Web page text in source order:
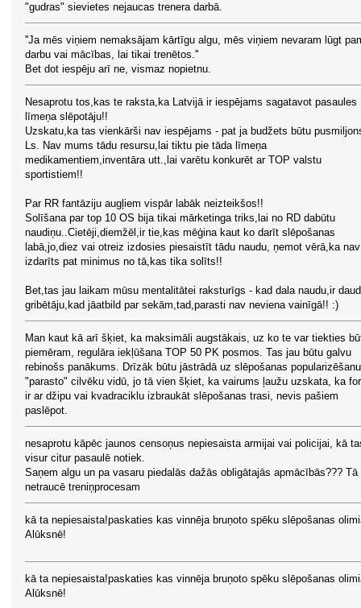
"gudras" sievietes nejaucas trenera darbā.
''Ja mēs viņiem nemaksājam kārtīgu algu, mēs viņiem nevaram lūgt
darbu vai mācības, lai tikai trenētos.''
Bet dot iespēju arī ne, vismaz nopietnu.
Nesaprotu tos,kas te raksta,ka Latvijā ir iespējams sagatavot pasaules
līmeņa slēpotāju!!
Uzskatu,ka tas vienkārši nav iespējams - pat ja budžets būtu
Ls. Nav mums tādu resursu,lai tiktu pie tāda līmeņa
medikamentiem,inventāra utt.,lai varētu konkurēt ar TOP valstu
sportistiem!!
Par RR fantāziju augļiem vispār labāk neizteikšos!!
Solīšana par top 10 OS bija tikai mārketinga triks,lai no RD dabūtu
naudiņu..Cietēji,diemžēl,ir tie,kas mēģina kaut ko darīt slēpošanas
labā,jo,diez vai otreiz izdosies piesaistīt tādu naudu, ņemot vērā,ka nav
izdarīts pat minimus no tā,kas tika solīts!!
Bet,tas jau laikam mūsu mentalitātei raksturīgs - kad dala naudu,ir
gribētāju,kad jāatbild par sekām,tad,parasti nav neviena vainīgā!! :)
Man kaut kā arī šķiet, ka maksimāli augstākais, uz ko te var tiekties
piemēram, regulāra iekļūšana TOP 50 PK posmos. Tas jau būtu galvu
rebinošs panākums. Drīzāk būtu jāstrādā uz slēpošanas popularizēšanu
"parasto" cilvēku vidū, jo tā vien šķiet, ka vairums ļaužu uzskata, ka
ir ar džipu vai kvadraciklu izbraukāt slēpošanas trasi, nevis pašiem
paslēpot.
nesaprotu kāpēc jaunos censoņus nepiesaista armijai vai policijai, kā
visur citur pasaulē notiek.
Saņem algu un pa vasaru piedalās dažās obligātajās apmācībās??? Tā
netraucē treniņprocesam
kā ta nepiesaista!paskaties kas vinnēja bruņoto spēku slēpošanas
Alūksnē!
kā ta nepiesaista!paskaties kas vinnēja bruņoto spēku slēpošanas
Alūksnē!